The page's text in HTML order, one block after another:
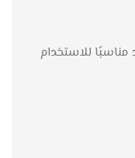
للاستخدام